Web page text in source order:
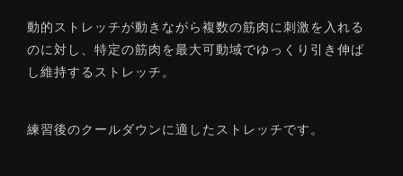
動的ストレッチが動きながら複数の筋肉に刺激を入れる
のに対し、特定の筋肉を最大可動域でゆっくり引き伸ば
し維持するストレッチ。
練習後のクールダウンに適したストレッチです。